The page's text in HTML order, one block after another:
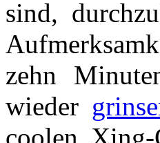
sind,
zehn
wieder
coolen